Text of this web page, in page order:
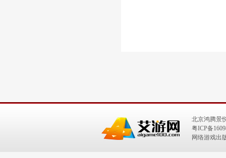
北京鸿腾景
粤ICP备
网络游戏出